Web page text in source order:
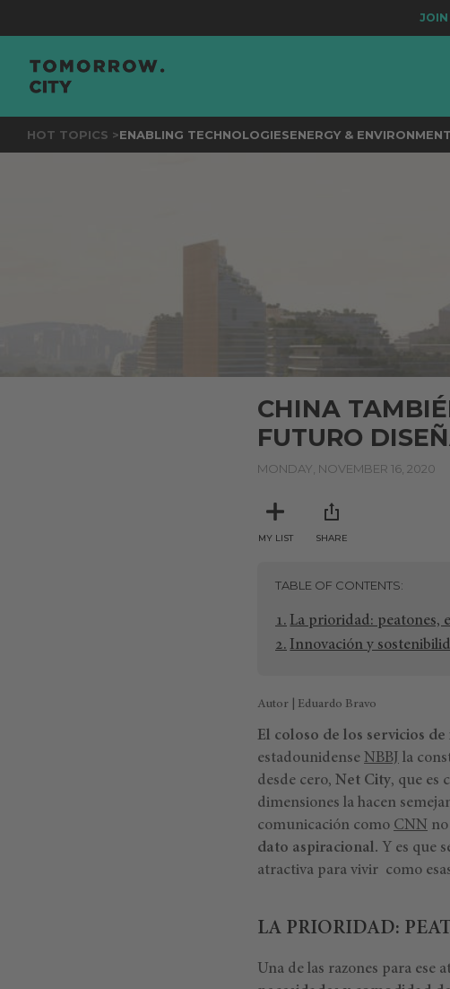
THE
HOT TOPICS >ENABLING TECHNOLOGIESENERGY & ENVIRONMENT
CHINA
FUTURO
MONDAY, NOVEMBER 16, 2020
MY LIST SHARE
TABLE OF CONTENTS
La prioridad: peatones,
Innovación y
Autor | Eduardo Bravo
El coloso de los servicios
estadounidense NBBJ la
desde cero, Net City, que es
dimensiones la hacen
comunicación como CNN
dato aspiracional. Y es que
atractiva para vivir como
LA PRIORIDAD:
Una de las razones para ese